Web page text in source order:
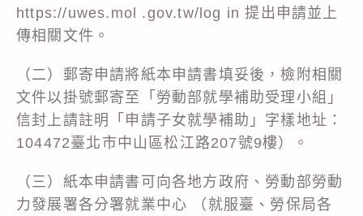
https://uwes.mol .gov.tw/log in 提出申請並上
傳相關文件。
（二）郵寄申請將紙本申請書填妥後，檢附相關
文件以掛號郵寄至「勞動部就學補助受理小組」
信封上請註明「申請子女就學補助」字樣地址：
104472臺北市中山區松江路207號9樓）。
（三）紙本申請書可向各地方政府、勞動部勞動
力發展署各分署就業中心 （就服臺、勞保局各